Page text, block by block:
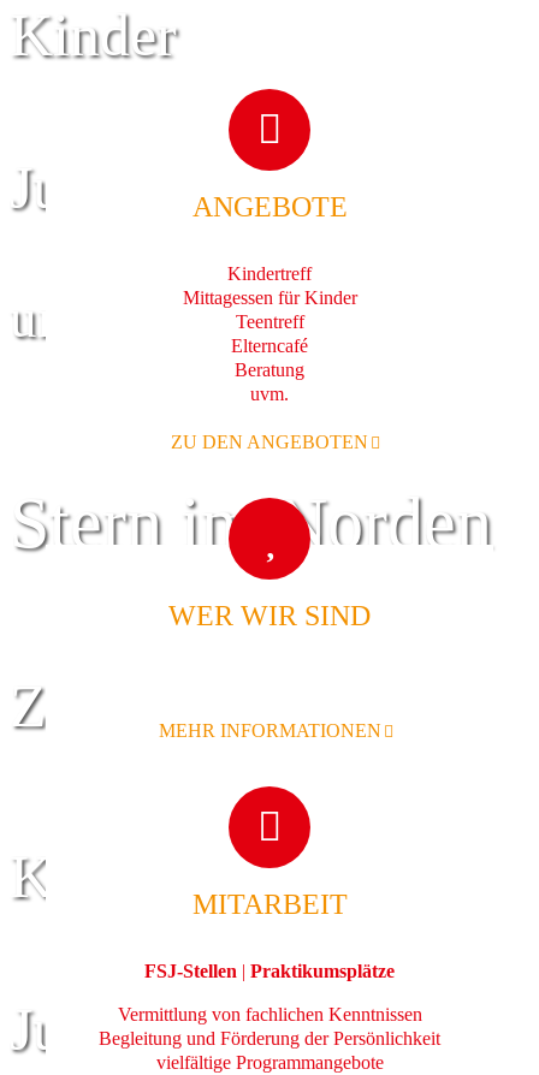
Kinder
Jugend
und Familie
Stern im Norden
Zentrum für
Kinder
Jugend
ANGEBOTE
Kindertreff
Mittagessen für Kinder
Teentreff
Elterncafé
Beratung
uvm.
ZU DEN ANGEBOTEN
WER WIR SIND
MEHR INFORMATIONEN
MITARBEIT
FSJ-Stellen | Praktikumsplätze
Vermittlung von fachlichen Kenntnissen
Begleitung und Förderung der Persönlichkeit
vielfältige Programmangebote